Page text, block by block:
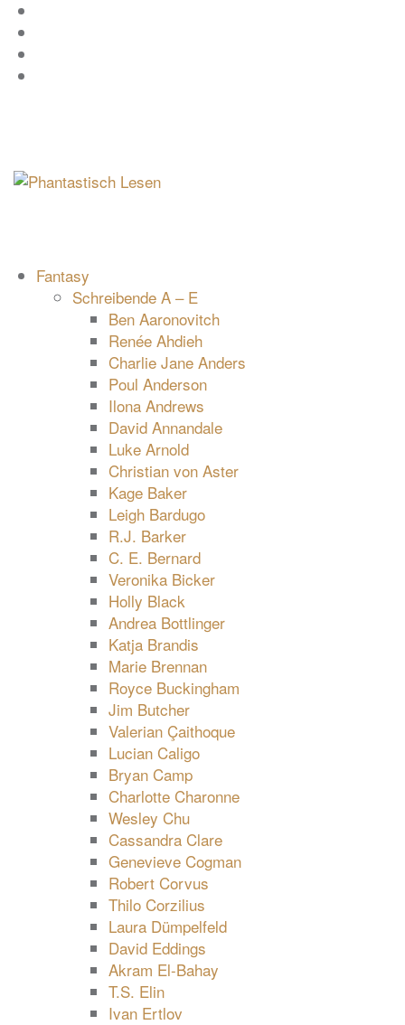
Zum
Inhalt
springen
Fantasy
Schreibende A – E
Ben Aaronovitch
Renée Ahdieh
Charlie Jane Anders
Poul Anderson
Ilona Andrews
David Annandale
Luke Arnold
Christian von Aster
Kage Baker
Leigh Bardugo
R.J. Barker
C. E. Bernard
Veronika Bicker
Holly Black
Andrea Bottlinger
Katja Brandis
Marie Brennan
Royce Buckingham
Jim Butcher
Valerian Çaithoque
Lucian Caligo
Bryan Camp
Charlotte Charonne
Wesley Chu
Cassandra Clare
Genevieve Cogman
Robert Corvus
Thilo Corzilius
Laura Dümpelfeld
David Eddings
Akram El-Bahay
T.S. Elin
Ivan Ertlov